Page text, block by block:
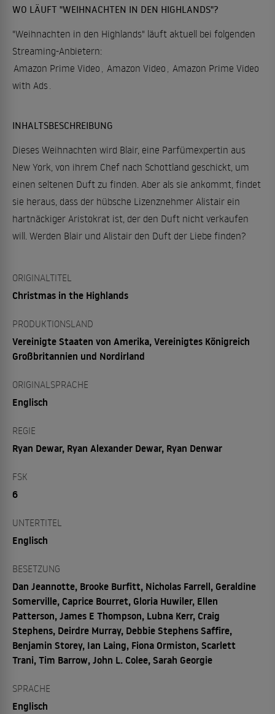
WO LÄUFT "WEIHNACHTEN IN DEN HIGHLANDS"?
"Weihnachten in den Highlands" läuft aktuell bei folgenden
Streaming-Anbietern:
Amazon Prime Video
Amazon Video
Amazon Prime Video
with Ads
INHALTSBESCHREIBUNG
Dieses Weihnachten wird Blair, eine Parfümexpertin aus
New York, von ihrem Chef nach Schottland geschickt, um
einen seltenen Duft zu finden. Aber als sie ankommt, findet
sie heraus, dass der hübsche Lizenznehmer Alistair ein
hartnäckiger Aristokrat ist, der den Duft nicht verkaufen
will. Werden Blair und Alistair den Duft der Liebe finden?
ORIGINALTITEL
Christmas in the Highlands
PRODUKTIONSLAND
Vereinigte Staaten von Amerika, Vereinigtes Königreich
Großbritannien und Nordirland
ORIGINALSPRACHE
Englisch
REGIE
Ryan Dewar, Ryan Alexander Dewar, Ryan Denwar
FSK
6
UNTERTITEL
Englisch
BESETZUNG
Dan Jeannotte, Brooke Burfitt, Nicholas Farrell, Geraldine
Somerville, Caprice Bourret, Gloria Huwiler, Ellen
Patterson, James E Thompson, Lubna Kerr, Craig
Stephens, Deirdre Murray, Debbie Stephens Saffire,
Benjamin Storey, Ian Laing, Fiona Ormiston, Scarlett
Trani, Tim Barrow, John L. Colee, Sarah Georgie
SPRACHE
Englisch